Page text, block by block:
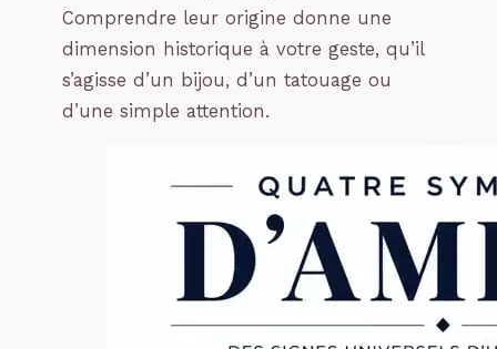
Comprendre leur origine donne une
dimension historique à votre geste, qu’il
s’agisse d’un bijou, d’un tatouage ou
d’une simple attention.